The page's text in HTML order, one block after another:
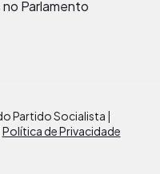
Parlamento
Partido Socialista |
Política de Privacidade